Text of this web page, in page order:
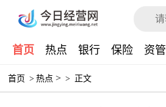
首页 热点 银行 保险 资管
首页 > 热点 > > 正文